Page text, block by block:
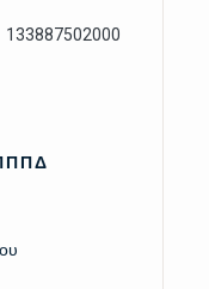
133887502000